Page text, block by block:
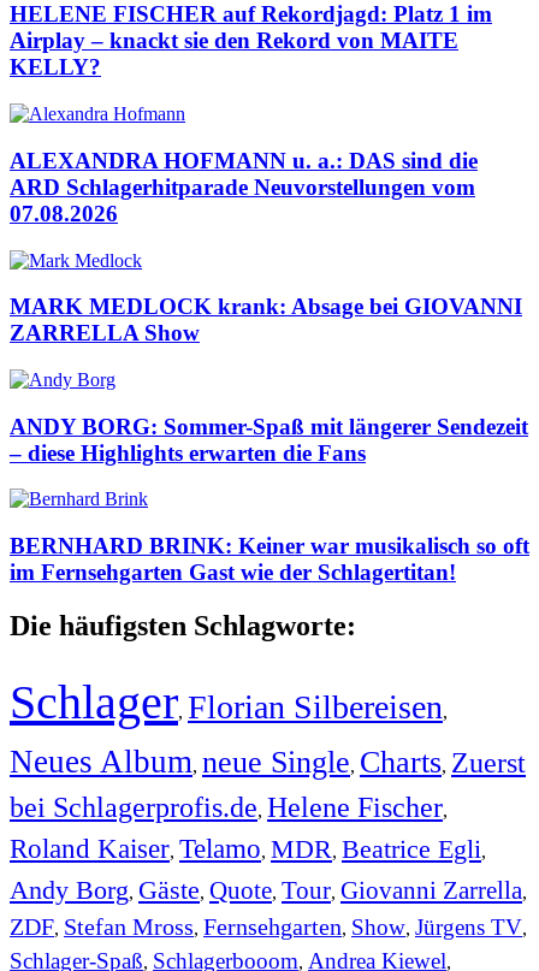
HELENE FISCHER auf Rekordjagd: Platz 1 im
Airplay – knackt sie den Rekord von MAITE
KELLY?
ALEXANDRA HOFMANN u. a.: DAS sind die
ARD Schlagerhitparade Neuvorstellungen vom
07.08.2026
MARK MEDLOCK krank: Absage bei GIOVANNI
ZARRELLA Show
ANDY BORG: Sommer-Spaß mit längerer Sendezeit
– diese Highlights erwarten die Fans
BERNHARD BRINK: Keiner war musikalisch so oft
im Fernsehgarten Gast wie der Schlagertitan!
Die häufigsten Schlagworte:
Schlager, Florian Silbereisen,
Neues Album, neue Single, Charts, Zuerst
bei Schlagerprofis.de, Helene Fischer,
Roland Kaiser, Telamo, MDR, Beatrice Egli,
Andy Borg, Gäste, Quote, Tour, Giovanni Zarrella,
ZDF, Stefan Mross, Fernsehgarten, Show, Jürgens TV,
Schlager-Spaß, Schlagerbooom, Andrea Kiewel,